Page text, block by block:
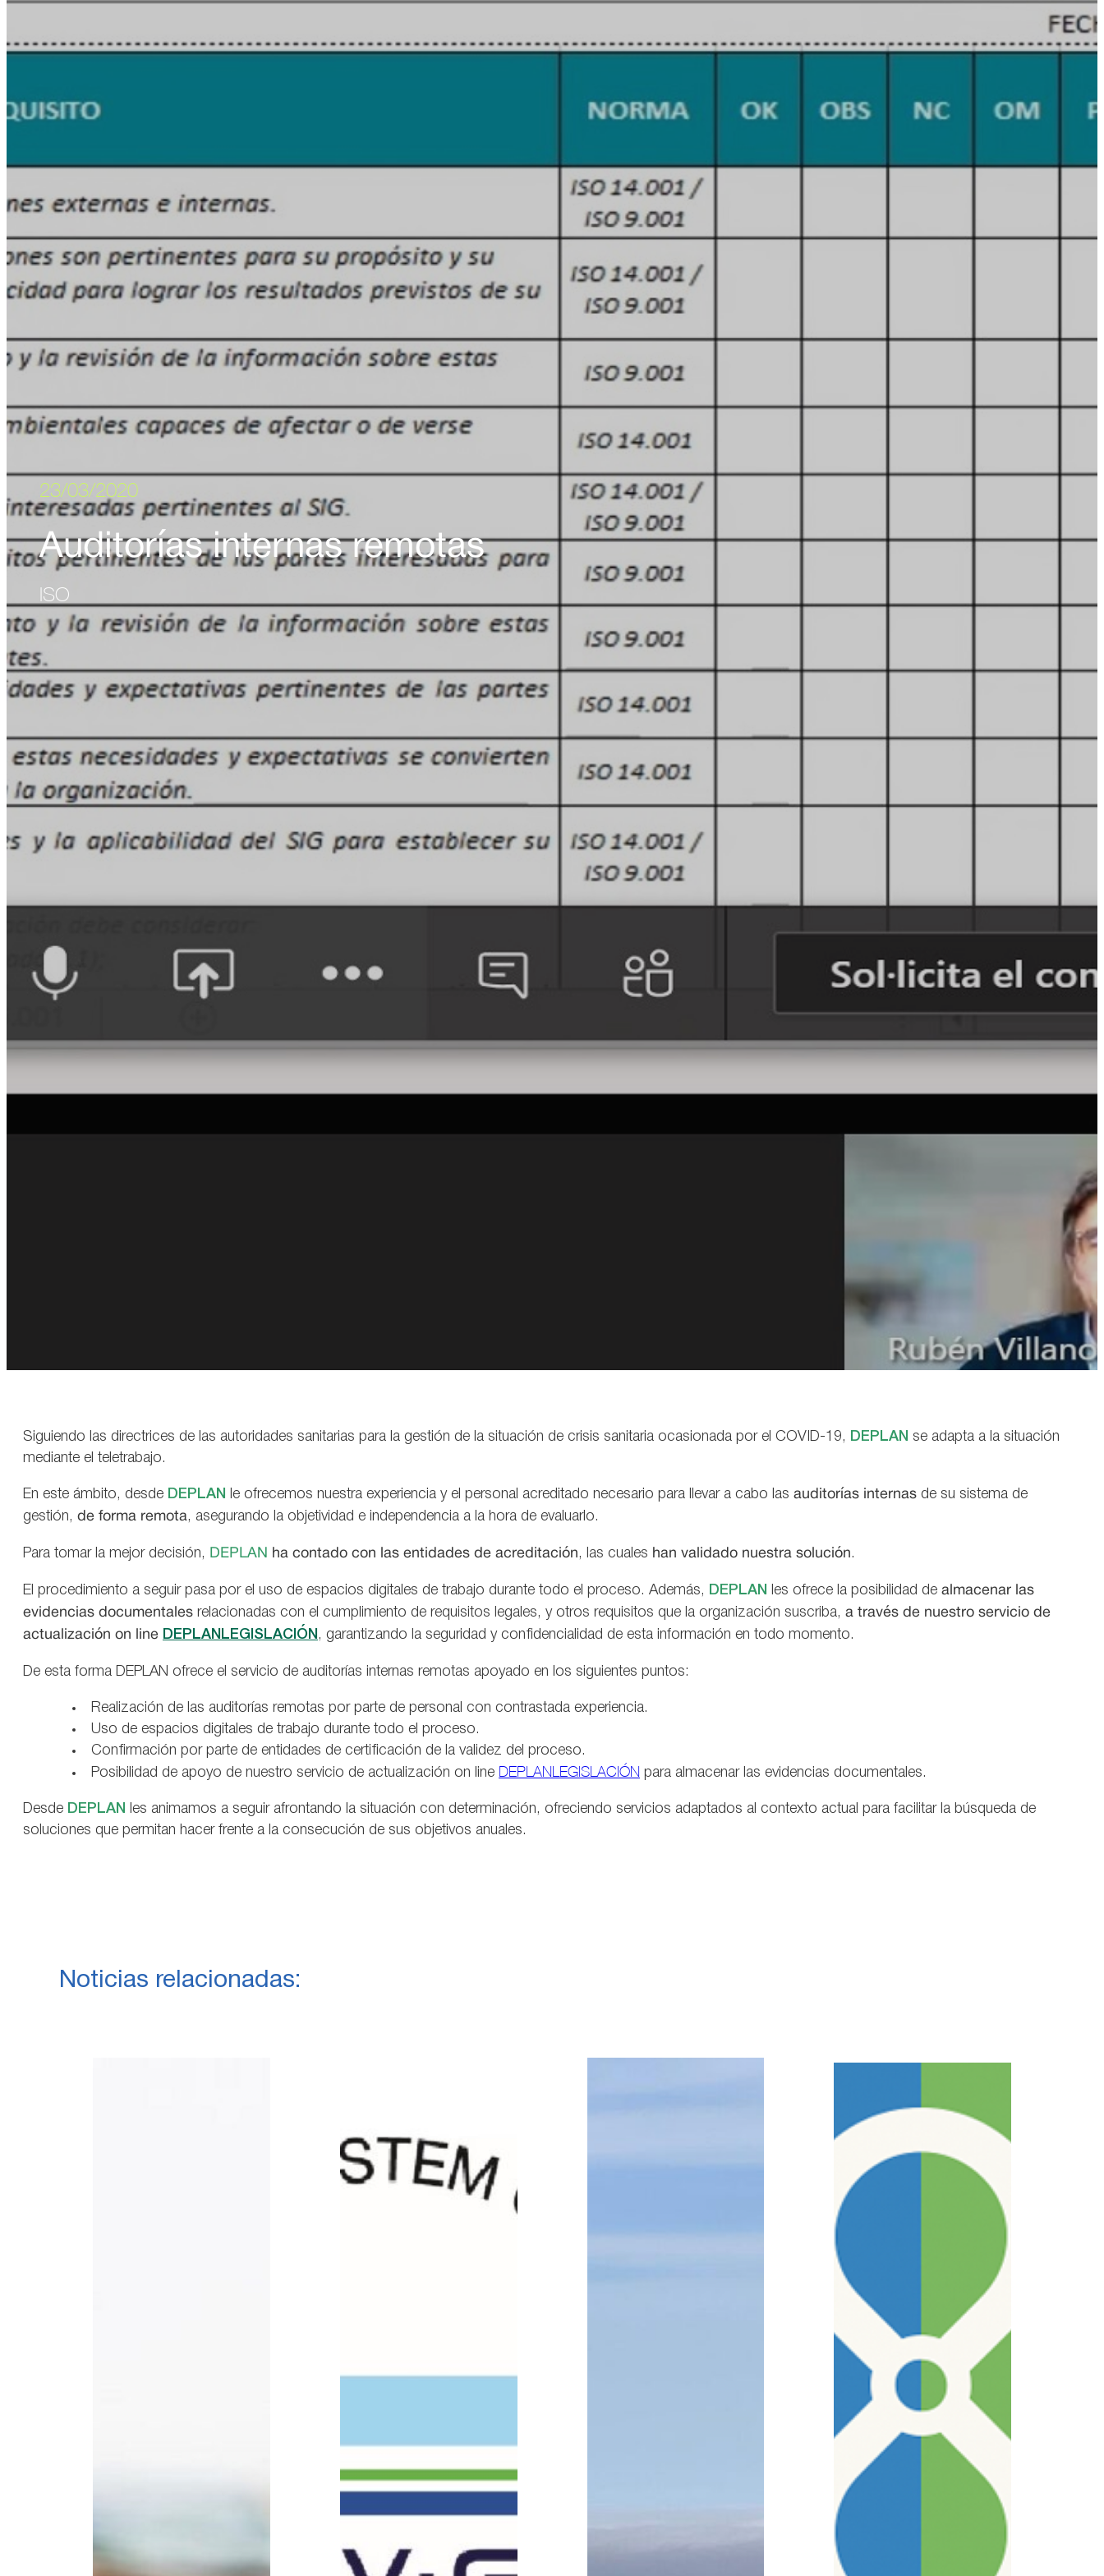
23/03/2020
Auditorías internas remotas
ISO
Siguiendo las directrices de las autoridades sanitarias para la gestión de la situación de crisis sanitaria ocasionada por el COVID-19, DEPLAN se adapta a la situación
mediante el teletrabajo.
En este ámbito, desde DEPLAN le ofrecemos nuestra experiencia y el personal acreditado necesario para llevar a cabo las auditorías internas de su sistema de
gestión, de forma remota, asegurando la objetividad e independencia a la hora de evaluarlo.
Para tomar la mejor decisión, DEPLAN ha contado con las entidades de acreditación, las cuales han validado nuestra solución.
El procedimiento a seguir pasa por el uso de espacios digitales de trabajo durante todo el proceso. Además, DEPLAN les ofrece la posibilidad de almacenar las
evidencias documentales relacionadas con el cumplimiento de requisitos legales, y otros requisitos que la organización suscriba, a través de nuestro servicio de
actualización on line DEPLANLEGISLACIÓN , garantizando la seguridad y confidencialidad de esta información en todo momento.
De esta forma DEPLAN ofrece el servicio de auditorías internas remotas apoyado en los siguientes puntos:
Realización de las auditorías remotas por parte de personal con contrastada experiencia.
Uso de espacios digitales de trabajo durante todo el proceso.
Confirmación por parte de entidades de certificación de la validez del proceso.
Posibilidad de apoyo de nuestro servicio de actualización on line DEPLANLEGISLACIÓN para almacenar las evidencias documentales.
Desde DEPLAN
les animamos a seguir afrontando la situación con determinación, ofreciendo servicios adaptados al contexto actual para facilitar la búsqueda de
soluciones que permitan hacer frente a la consecución de sus objetivos anuales.
Noticias relacionadas: